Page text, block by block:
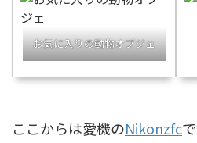
お気に入りの動物オブジェ
ここからは愛機のNikonzfc